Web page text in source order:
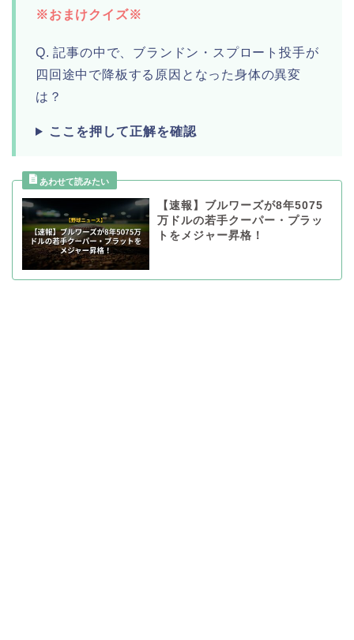
※おまけクイズ※
Q. 記事の中で、ブランドン・スプロート投手が
四回途中で降板する原因となった身体の異変
は？
ここを押して正解を確認
【速報】ブルワーズが8年5075
万ドルの若手クーパー・プラッ
トをメジャー昇格！